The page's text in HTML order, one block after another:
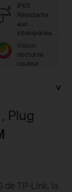
IP65
Résistante
aux
intempéries
Vision
nocturne
couleur
Plug
de TP-Link, la